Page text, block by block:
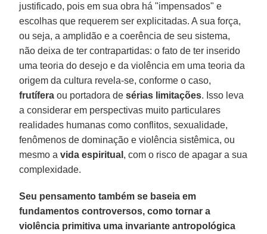
justificado, pois em sua obra há "impensados" e
escolhas que requerem ser explicitadas. A sua força,
ou seja, a amplidão e a coerência de seu sistema,
não deixa de ter contrapartidas: o fato de ter inserido
uma teoria do desejo e da violência em uma teoria da
origem da cultura revela-se, conforme o caso,
frutífera ou portadora de sérias limitações. Isso leva
a considerar em perspectivas muito particulares
realidades humanas como conflitos, sexualidade,
fenômenos de dominação e violência sistêmica, ou
mesmo avida espiritual , com o risco de apagar a sua
complexidade.
Seu pensamento também se baseia em
fundamentos controversos, como tornar a
violência primitiva uma invariante antropológica